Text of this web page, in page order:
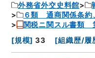
外務省外交史料館
６類 通商関係条約
関税ニ関スル書類
[規模] 33 [組織歴/履